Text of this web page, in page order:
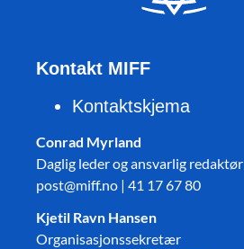
Kontakt MIFF
Kontaktskjema
Conrad Myrland
Daglig leder og ansvarlig redaktør
post@miff.no | 41 17 67 80
Kjetil Ravn Hansen
Organisasjonssekretær